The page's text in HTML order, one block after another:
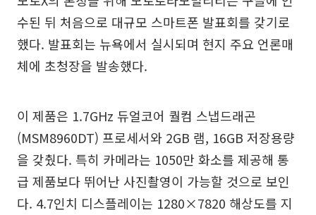
수된 뒤 처음으로 대규모 스마트폰 발표회를 갖기로
했다. 발표회는 뉴욕에서 실시되며 현지 주요 언론매
체에 초청장을 발송했다.
이 제품은 1.7GHz 듀얼코어 퀄컴 스냅드래곤
(MSM8960DT) 프로세서와 2GB 램, 16GB 저장용량
을 갖췄다. 특히 카메라는 1050만 화소를 제공해 통
급 제품보다 뛰어난 사진촬영이 가능할 것으로 보인
다. 4.7인치 디스플레이는 1280×7820 해상도를 지